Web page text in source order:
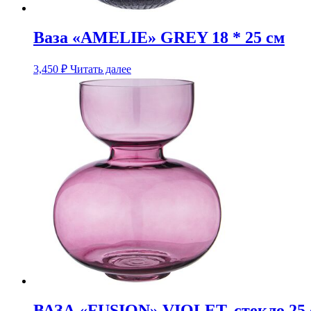
Ваза «AMELIE» GREY 18 * 25 см
3,450 ₽ Читать далее